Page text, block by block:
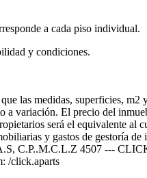
a cada piso individual.
y condiciones.
las medidas, superficies,
a variación. El precio del
será el equivalente al
y gastos de
C.P..M.C.L.Z 4507 --- CLICK
/click.aparts